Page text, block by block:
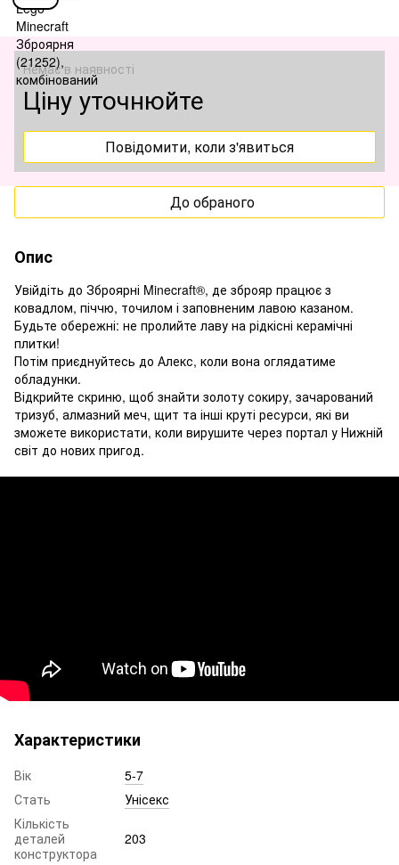
Немає в наявності
Ціну уточнюйте
Повідомити, коли з'явиться
До обраного
Опис
Увійдіть до Зброярні Minecraft®, де зброяр працює з
ковадлом, піччю, точилом і заповненим лавою казаном.
Будьте обережні: не пролийте лаву на рідкісні керамічні
плитки!
Потім приєднуйтесь до Алекс, коли вона оглядатиме
обладунки.
Відкрийте скриню, щоб знайти золоту сокиру, зачарований
тризуб, алмазний меч, щит та інші круті ресурси, які ви
зможете використати, коли вирушите через портал у Нижній
світ до нових пригод.
Характеристики
Вік
5-7
Стать
Унісекс
Кількість
деталей
конструктора
203